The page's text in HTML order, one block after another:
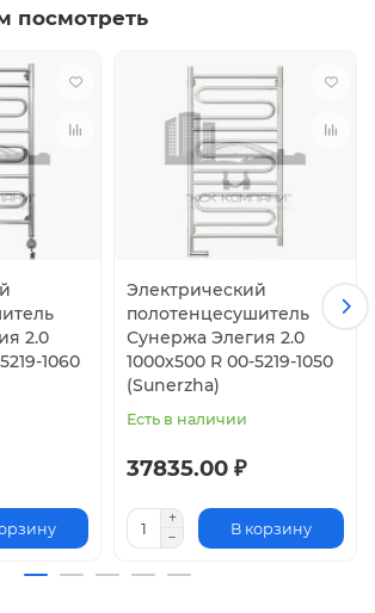
посмотреть
2.0
1060
Электрический
полотенцесушитель
Сунержа Элегия 2.0
1000x500 R 00-5219-1050
(Sunerzha)
Есть в наличии
37835.00 ₽
В корзину